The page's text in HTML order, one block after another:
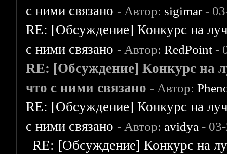
с ними связано - Автор: sigimar-
RE: [Обсуждение] Конкурс на
с ними связано - Автор:RedPoint -
RE: [Обсуждение] Конкурс на
что с ними связано - Автор:
RE: [Обсуждение] Конкурс на
с ними связано - Автор: avidya -
RE: [Обсуждение] Конкурс на